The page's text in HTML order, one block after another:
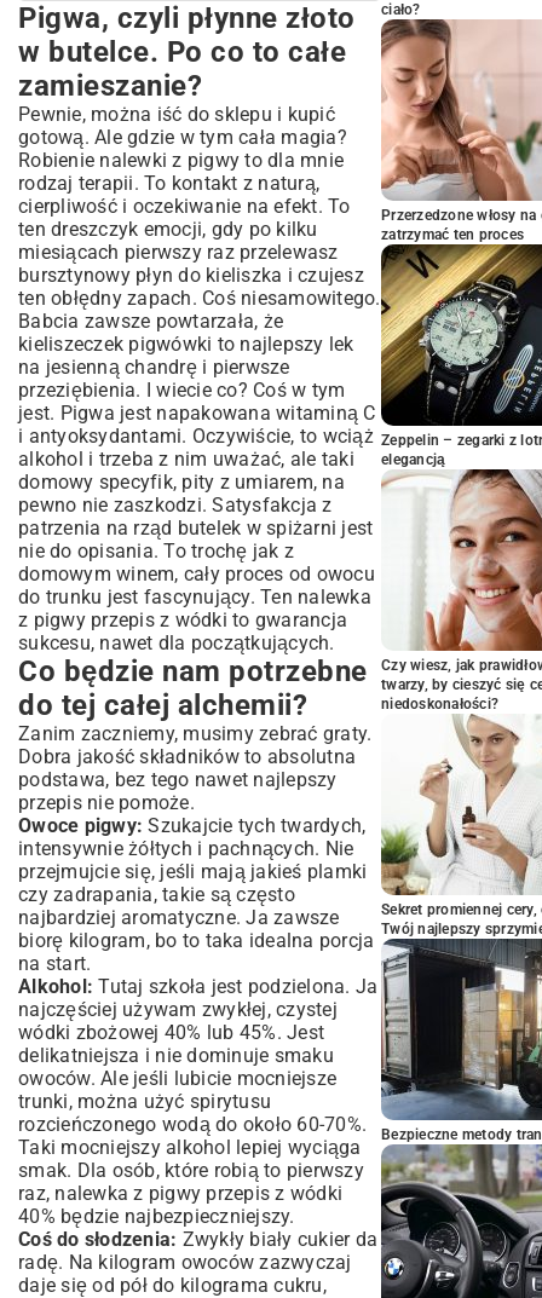
Pigwa, czyli płynne złoto w butelce. Po
co to całe zamieszanie?
Co będzie nam potrzebne do tej całej
alchemii?
No to do dzieła! Jak zrobić nalewkę z
pigwy na wódce krok po kroku
Składniki na start:
Etap pierwszy: Walka z owocem
Etap drugi: Chrzest bojowy, czyli zalewanie
Etap trzeci: Wyciągamy słodycz
Etap czwarty: Wielkie połączenie
Etap piąty: Klarowanie i butelkowanie
Gdy poczujesz się pewniej – czas na
eksperymenty!
Kilka pytań, które sam sobie zadawałem
Skarb w piwnicy, czyli jak dbać o naszą
nalewkę
Podsumowanie
Pigwa, czyli płynne złoto
w butelce. Po co to całe
zamieszanie?
Pewnie, można iść do sklepu i kupić
gotową. Ale gdzie w tym cała magia?
Robienie nalewki z pigwy to dla mnie
rodzaj terapii. To kontakt z naturą,
cierpliwość i oczekiwanie na efekt. To
ten dreszczyk emocji, gdy po kilku
miesiącach pierwszy raz przelewasz
bursztynowy płyn do kieliszka i czujesz
ten obłędny zapach. Coś niesamowitego.
Babcia zawsze powtarzała, że
kieliszeczek pigwówki to najlepszy lek
na jesienną chandrę i pierwsze
przeziębienia. I wiecie co? Coś w tym
jest. Pigwa jest napakowana witaminą C
i antyoksydantami. Oczywiście, to wciąż
alkohol i trzeba z nim uważać, ale taki
domowy specyfik, pity z umiarem, na
pewno nie zaszkodzi. Satysfakcja z
patrzenia na rząd butelek w spiżarni jest
nie do opisania. To trochę jak z
domowym winem, cały proces od owocu
do trunku jest fascynujący. Ten nalewka
z pigwy przepis z wódki to gwarancja
sukcesu, nawet dla początkujących.
Co będzie nam potrzebne
do tej całej alchemii?
Zanim zaczniemy, musimy zebrać graty.
Dobra jakość składników to absolutna
podstawa, bez tego nawet najlepszy
przepis nie pomoże.
Owoce pigwy: Szukajcie tych twardych,
intensywnie żółtych i pachnących. Nie
przejmujcie się, jeśli mają jakieś plamki
czy zadrapania, takie są często
najbardziej aromatyczne. Ja zawsze
biorę kilogram, bo to taka idealna porcja
na start.
Alkohol: Tutaj szkoła jest podzielona. Ja
najczęściej używam zwykłej, czystej
wódki zbożowej 40% lub 45%. Jest
delikatniejsza i nie dominuje smaku
owoców. Ale jeśli lubicie mocniejsze
trunki, można użyć spirytusu
rozcieńczonego wodą do około 60-70%.
Taki mocniejszy alkohol lepiej wyciąga
smak. Dla osób, które robią to pierwszy
raz, nalewka z pigwy przepis z wódki
40% będzie najbezpieczniejszy.
Coś do słodzenia: Zwykły biały cukier da
radę. Na kilogram owoców zazwyczaj
daje się od pół do kilograma cukru,
ciało?
Przerzedzone włosy
zatrzymać ten proces
Zeppelin – zegarki z
elegancją
Czy wiesz, jak
twarzy, by cieszyć się
niedoskonałości?
Sekret promiennej
Twój najlepszy
Bezpieczne metody